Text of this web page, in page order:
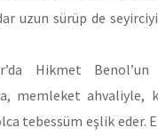
uzun sürüp de
Hikmet Benol’un
memleket ahvaliyle,
tebessüm eşlik eder.